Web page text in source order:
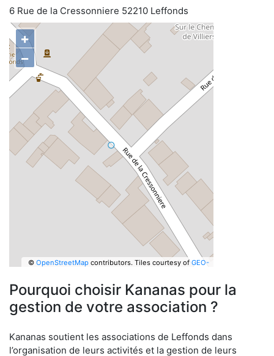
6 Rue de la Cressonniere 52210 Leffonds
+
−
© OpenStreetMapcontributors. Tiles courtesy of GEO-
Pourquoi choisir Kananas pour la
gestion de votre association ?
Kananas soutient les associations de Leffonds dans
l’organisation de leurs activités et la gestion de leurs